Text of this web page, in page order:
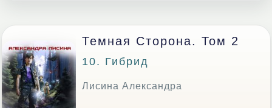
Темная Сторона. Том 2
10. Гибрид
Лисина Александра